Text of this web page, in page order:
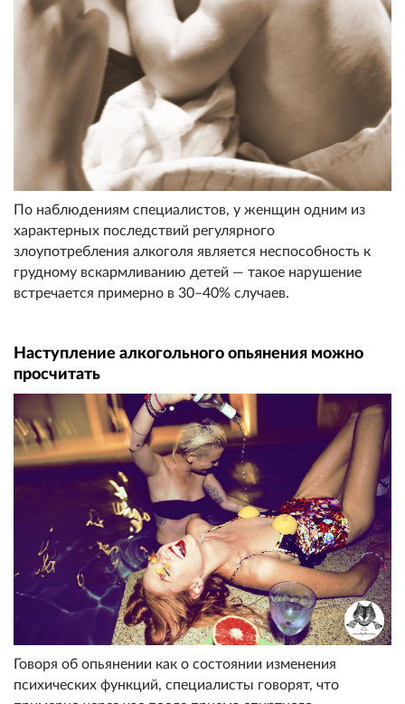
По наблюдениям специалистов, у женщин одним из
характерных последствий регулярного
злоупотребления алкоголя является неспособность к
грудному вскармливанию детей — такое нарушение
встречается примерно в 30–40% случаев.
Наступление алкогольного опьянения можно
просчитать
Говоря об опьянении как о состоянии изменения
психических функций, специалисты говорят, что